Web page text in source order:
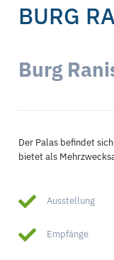
BURG
Burg
Der Palas befindet
bietet als
Ausstellung
Empfänge